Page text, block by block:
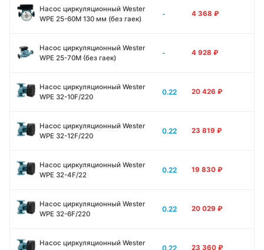
Насос циркуляционный Wester
WPE 25-60M 130 мм (без гаек)
- 4 368 ₽
Насос циркуляционный Wester
WPE 25-70M (без гаек)
- 4 928 ₽
Насос циркуляционный Wester
WPE 32-10F/220
0.22 20 426 ₽
Насос циркуляционный Wester
WPE 32-12F/220
0.22 23 819 ₽
Насос циркуляционный Wester
WPE 32-4F/22
0.22 19 830 ₽
Насос циркуляционный Wester
WPE 32-6F/220
0.22 20 029 ₽
Насос циркуляционный Wester
0.22 23 360 ₽